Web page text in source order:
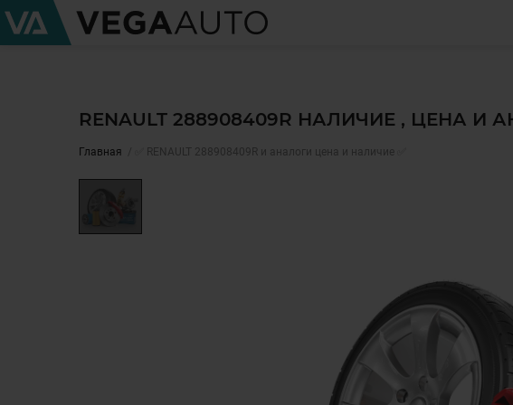
RENAULT 288908409R НАЛИЧИЕ , ЦЕНА
Главная ✅ RENAULT 288908409R и аналоги цена и наличие ✅